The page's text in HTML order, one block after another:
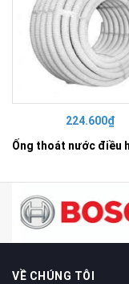
224.600₫
VỀ CHÚNG TÔI